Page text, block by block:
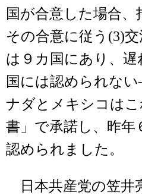
国が合意した場合、
その合意に従う(3)
は９カ国にあり、遅
国には認められな
ナダとメキシコは
書」で承諾し、昨年
認められました。
日本共産党の笠井